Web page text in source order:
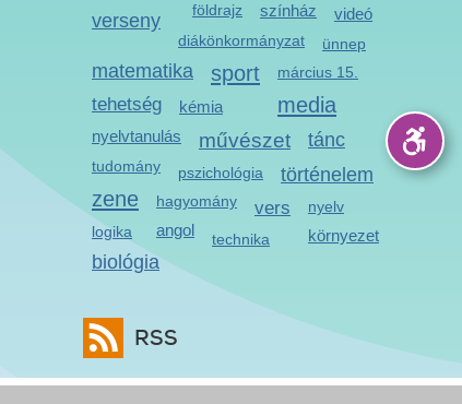
földrajz színház
verseny
diákönkormányzat
videó
ünnep
matematika sport március 15.
media
tehetség
nyelvtanulás művészet
kémia
tánc
tudomány pszichológia történelem
zene hagyomány vers nyelv
angol
logika környezet
technika
biológia
RSS